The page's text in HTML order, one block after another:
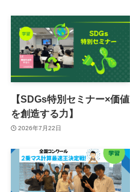
【SDGs特別セミナー×価値
を創造する力】
2026年7月22日